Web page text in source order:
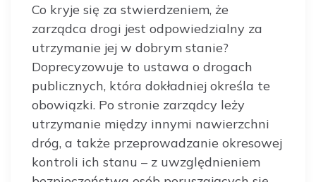
Co kryje się za stwierdzeniem, że
zarządca drogi jest odpowiedzialny za
utrzymanie jej w dobrym stanie?
Doprecyzowuje to ustawa o drogach
publicznych, która dokładniej określa te
obowiązki. Po stronie zarządcy leży
utrzymanie między innymi nawierzchni
dróg, a także przeprowadzanie okresowej
kontroli ich stanu – z uwzględnieniem